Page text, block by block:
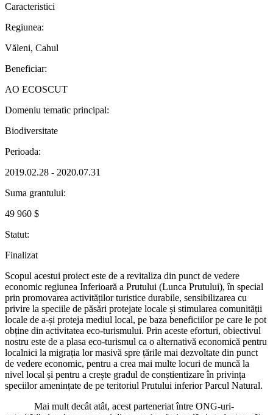
Caracteristici
Regiunea:
Văleni, Cahul
Beneficiar:
AO ECOSCUT
Domeniu tematic principal:
Biodiversitate
Perioada:
2019.02.28 - 2020.07.31
Suma grantului:
49 960 $
Statut:
Finalizat
Scopul acestui proiect este de a revitaliza din punct de vedere
economic regiunea Inferioară a Prutului (Lunca Prutului), în special
prin promovarea activităților turistice durabile, sensibilizarea cu
privire la speciile de păsări protejate locale și stimularea comunității
locale de a-și proteja mediul local, pe baza beneficiilor pe care le pot
obține din activitatea eco-turismului. Prin aceste eforturi, obiectivul
nostru este de a plasa eco-turismul ca o alternativă economică pentru
localnici la migrația lor masivă spre țările mai dezvoltate din punct
de vedere economic, pentru a crea mai multe locuri de muncă la
nivel local și pentru a crește gradul de conștientizare în privința
speciilor amenințate de pe teritoriul Prutului inferior Parcul Natural.
Mai mult decât atât, acest parteneriat între ONG-uri-